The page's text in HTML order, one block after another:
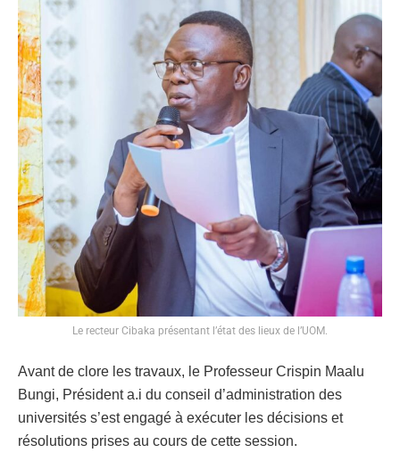
Le recteur Cibaka présentant l’état des lieux de l’UOM.
Avant de clore les travaux, le Professeur Crispin Maalu
Bungi, Président a.i du conseil d’administration des
universités s’est engagé à exécuter les décisions et
résolutions prises au cours de cette session.